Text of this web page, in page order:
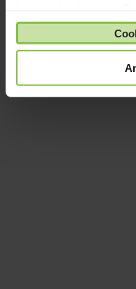
gesammelt haben.Preis
war:
Enthält 19% MwSt.
zzgl.Versand